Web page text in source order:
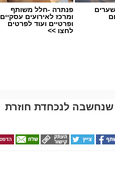
אחד ואתם מעודכנים תמיד!
פנתרה -חלל משותף
ומרכז לאירועים עסקיים
ופרטיים ועוד לפרטים
לחצו >>
לנכחדת חוזרת